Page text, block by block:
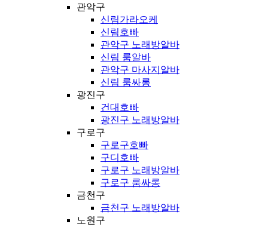
관악구
신림가라오케
신림호빠
관악구 노래방알바
신림 룸알바
관악구 마사지알바
신림 룸싸롱
광진구
건대호빠
광진구 노래방알바
구로구
구로구호빠
구디호빠
구로구 노래방알바
구로구 룸싸롱
금천구
금천구 노래방알바
노원구